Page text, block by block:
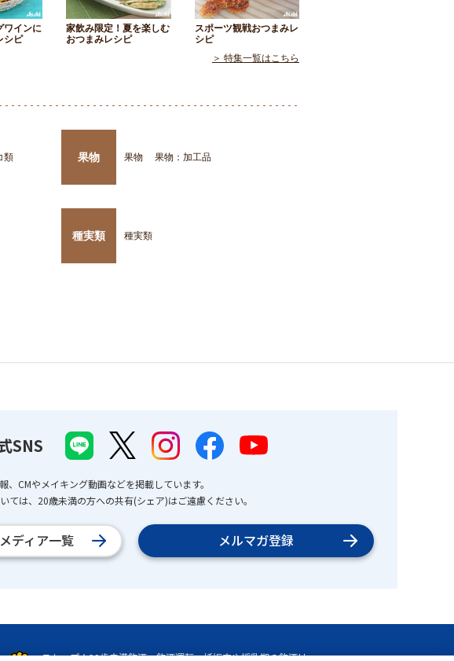
ワインに
シピ
家飲み限定！夏を楽しむ
おつまみレシピ
スポーツ観戦おつまみレ
シピ
＞ 特集一覧はこちら
類
果物 果物 果物：加工品
種実類 種実類
SNS
、CMやメイキング動画などを掲載しています。
ては、20歳未満の方への共有(シェア)はご遠慮ください。
ディア一覧 メルマガ登録